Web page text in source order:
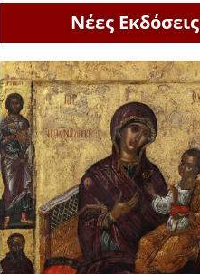
Νέες Εκδόσεις